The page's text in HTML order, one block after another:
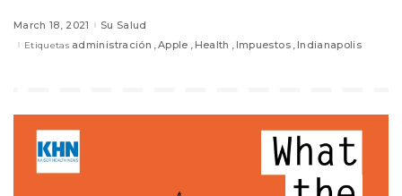
March 18, 2021 Su Salud
Etiquetas administración Apple Health Impuestos Indianapolis